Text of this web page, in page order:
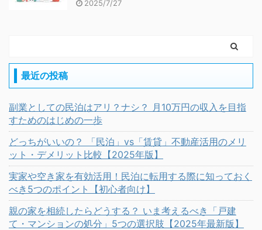
2025/7/27
最近の投稿
副業としての民泊はアリ？ナシ？ 月10万円の収入を目指
すためのはじめの一歩
どっちがいいの？ 「民泊」vs「賃貸」不動産活用のメリ
ット・デメリット比較【2025年版】
実家や空き家を有効活用！民泊に転用する際に知っておく
べき5つのポイント【初心者向け】
親の家を相続したらどうする？ いま考えるべき「戸建
て・マンションの処分」5つの選択肢【2025年最新版】